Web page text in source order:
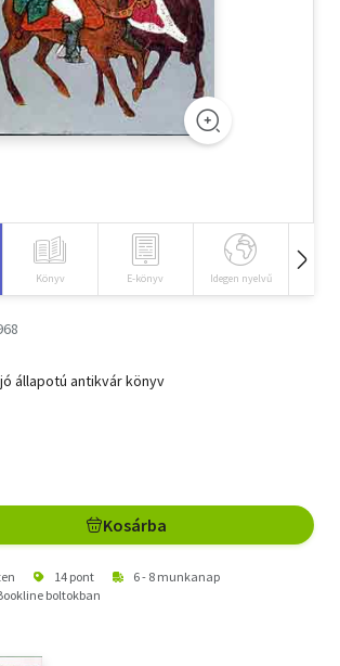
Könyv E-könyv Idegen nyelvű
állapotú antikvár könyv
Kosárba
14 pont
6 - 8 munkanap
boltokban